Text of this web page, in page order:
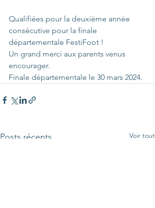
Qualifiées pour la deuxième année
consécutive pour la finale
départementale FestiFoot !
Un grand merci aux parents venus
encourager.
Finale départementale le 30 mars 2024.
Posts récents Voir tout